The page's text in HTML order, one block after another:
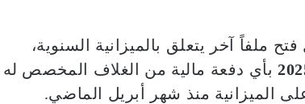
ملفاً آخر يتعلق بالميزانية السنوية،
بأي دفعة مالية من الغلاف المخصص له
الميزانية منذ شهر أبريل الماضي.